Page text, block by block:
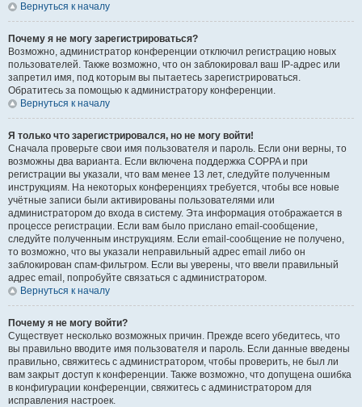
Вернуться к началу
Почему я не могу зарегистрироваться?
Возможно, администратор конференции отключил регистрацию новых
пользователей. Также возможно, что он заблокировал ваш IP-адрес или
запретил имя, под которым вы пытаетесь зарегистрироваться.
Обратитесь за помощью к администратору конференции.
Вернуться к началу
Я только что зарегистрировался, но не могу войти!
Сначала проверьте свои имя пользователя и пароль. Если они верны, то
возможны два варианта. Если включена поддержка COPPA и при
регистрации вы указали, что вам менее 13 лет, следуйте полученным
инструкциям. На некоторых конференциях требуется, чтобы все новые
учётные записи были активированы пользователями или
администратором до входа в систему. Эта информация отображается в
процессе регистрации. Если вам было прислано email-сообщение,
следуйте полученным инструкциям. Если email-сообщение не получено,
то возможно, что вы указали неправильный адрес email либо он
заблокирован спам-фильтром. Если вы уверены, что ввели правильный
адрес email, попробуйте связаться с администратором.
Вернуться к началу
Почему я не могу войти?
Существует несколько возможных причин. Прежде всего убедитесь, что
вы правильно вводите имя пользователя и пароль. Если данные введены
правильно, свяжитесь с администратором, чтобы проверить, не был ли
вам закрыт доступ к конференции. Также возможно, что допущена ошибка
в конфигурации конференции, свяжитесь с администратором для
исправления настроек.